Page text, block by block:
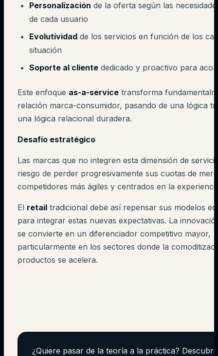
Personalización de la oferta según las
de cada usuario
Evolutividad de los servicios en función de los
situación
Soporte al cliente dedicado y proactivo para
Este enfoque as-a-service transforma
relación marca-consumidor, pasando de una lógica
una lógica relacional duradera.
Desafío estratégico
Las marcas que no integren esta dimensión de
riesgo de perder progresivamente sus cuotas de
competidores más ágiles y centrados en la
El retail tradicional debe así repensar sus modelos
para integrar estas nuevas expectativas. La
se convierte en un diferenciador competitivo mayor,
particularmente en los sectores donde la
productos se acelera.
¿Quiere pasar de la teoría a la práctica? Descubra